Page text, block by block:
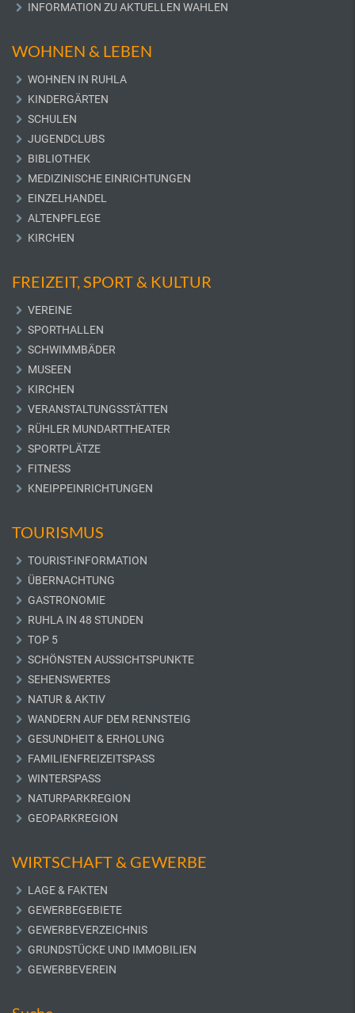
INFORMATION ZU AKTUELLEN WAHLEN
WOHNEN & LEBEN
WOHNEN IN RUHLA
KINDERGÄRTEN
SCHULEN
JUGENDCLUBS
BIBLIOTHEK
MEDIZINISCHE EINRICHTUNGEN
EINZELHANDEL
ALTENPFLEGE
KIRCHEN
FREIZEIT, SPORT & KULTUR
VEREINE
SPORTHALLEN
SCHWIMMBÄDER
MUSEEN
KIRCHEN
VERANSTALTUNGSSTÄTTEN
RÜHLER MUNDARTTHEATER
SPORTPLÄTZE
FITNESS
KNEIPPEINRICHTUNGEN
TOURISMUS
TOURIST-INFORMATION
ÜBERNACHTUNG
GASTRONOMIE
RUHLA IN 48 STUNDEN
TOP 5
SCHÖNSTEN AUSSICHTSPUNKTE
SEHENSWERTES
NATUR & AKTIV
WANDERN AUF DEM RENNSTEIG
GESUNDHEIT & ERHOLUNG
FAMILIENFREIZEITSPASS
WINTERSPASS
NATURPARKREGION
GEOPARKREGION
WIRTSCHAFT & GEWERBE
LAGE & FAKTEN
GEWERBEGEBIETE
GEWERBEVERZEICHNIS
GRUNDSTÜCKE UND IMMOBILIEN
GEWERBEVEREIN